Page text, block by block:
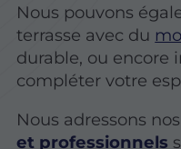
Nous pouvons
terrasse avec du
durable, ou encore
compléter votre
Nous adressons
et professionnels